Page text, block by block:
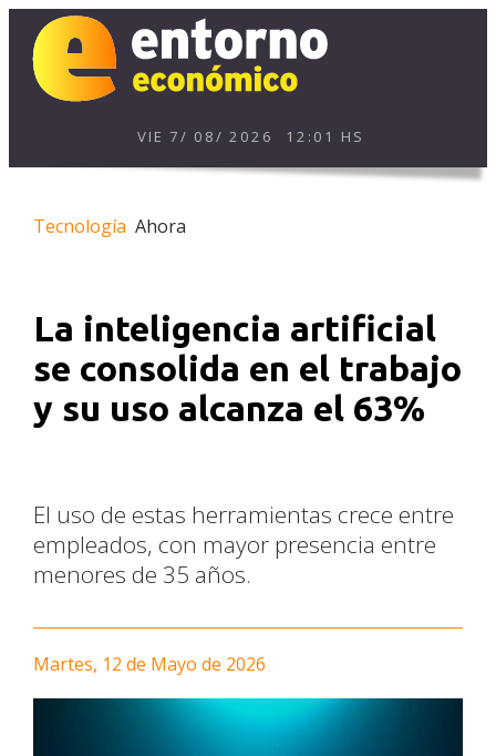
VIE 7/ 08/ 2026 12:01 HS
Tecnología Ahora
La inteligencia artificial
se consolida en el trabajo
y su uso alcanza el 63%
El uso de estas herramientas crece entre
empleados, con mayor presencia entre
menores de 35 años.
Martes, 12 de Mayo de 2026